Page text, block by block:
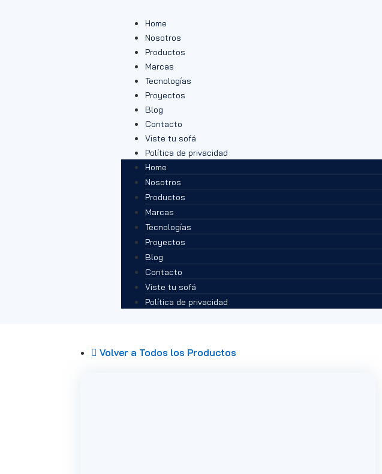
Home
Nosotros
Productos
Marcas
Tecnologías
Proyectos
Blog
Contacto
Viste tu sofá
Política de privacidad
Home
Nosotros
Productos
Marcas
Tecnologías
Proyectos
Blog
Contacto
Viste tu sofá
Política de privacidad
Volver a Todos los Productos